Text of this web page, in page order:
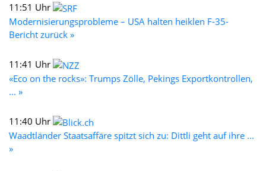
11:51 Uhr
Modernisierungsprobleme – USA halten heiklen F-35-
Bericht zurück »
11:41 Uhr
«Eco on the rocks»: Trumps Zölle, Pekings Exportkontrollen,
... »
11:40 Uhr
Waadtländer Staatsaffäre spitzt sich zu: Dittli geht auf ihre ...
»